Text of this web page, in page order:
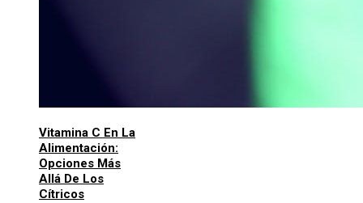
Vitamina C En La
Alimentación:
Opciones Más
Allá De Los
Cítricos